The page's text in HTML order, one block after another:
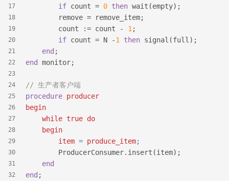
17
18
19
20
21
22
23
24
25
26
27
28
29
30
31
32
if count = 0 then wait(empty);
        remove = remove_item;
        count := count -
1 ;
if count = N -1 then signal(full);
end ;
end monitor;
// 生产者客户端
procedure producer
begin
while true do
begin
item = produce_item;
        ProducerConsumer.insert(item);
end
end ;